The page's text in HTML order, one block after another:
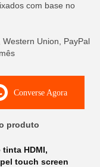
com base no
Western Union, PayPal
Converse Agora
produto
HDMI,
touch screen